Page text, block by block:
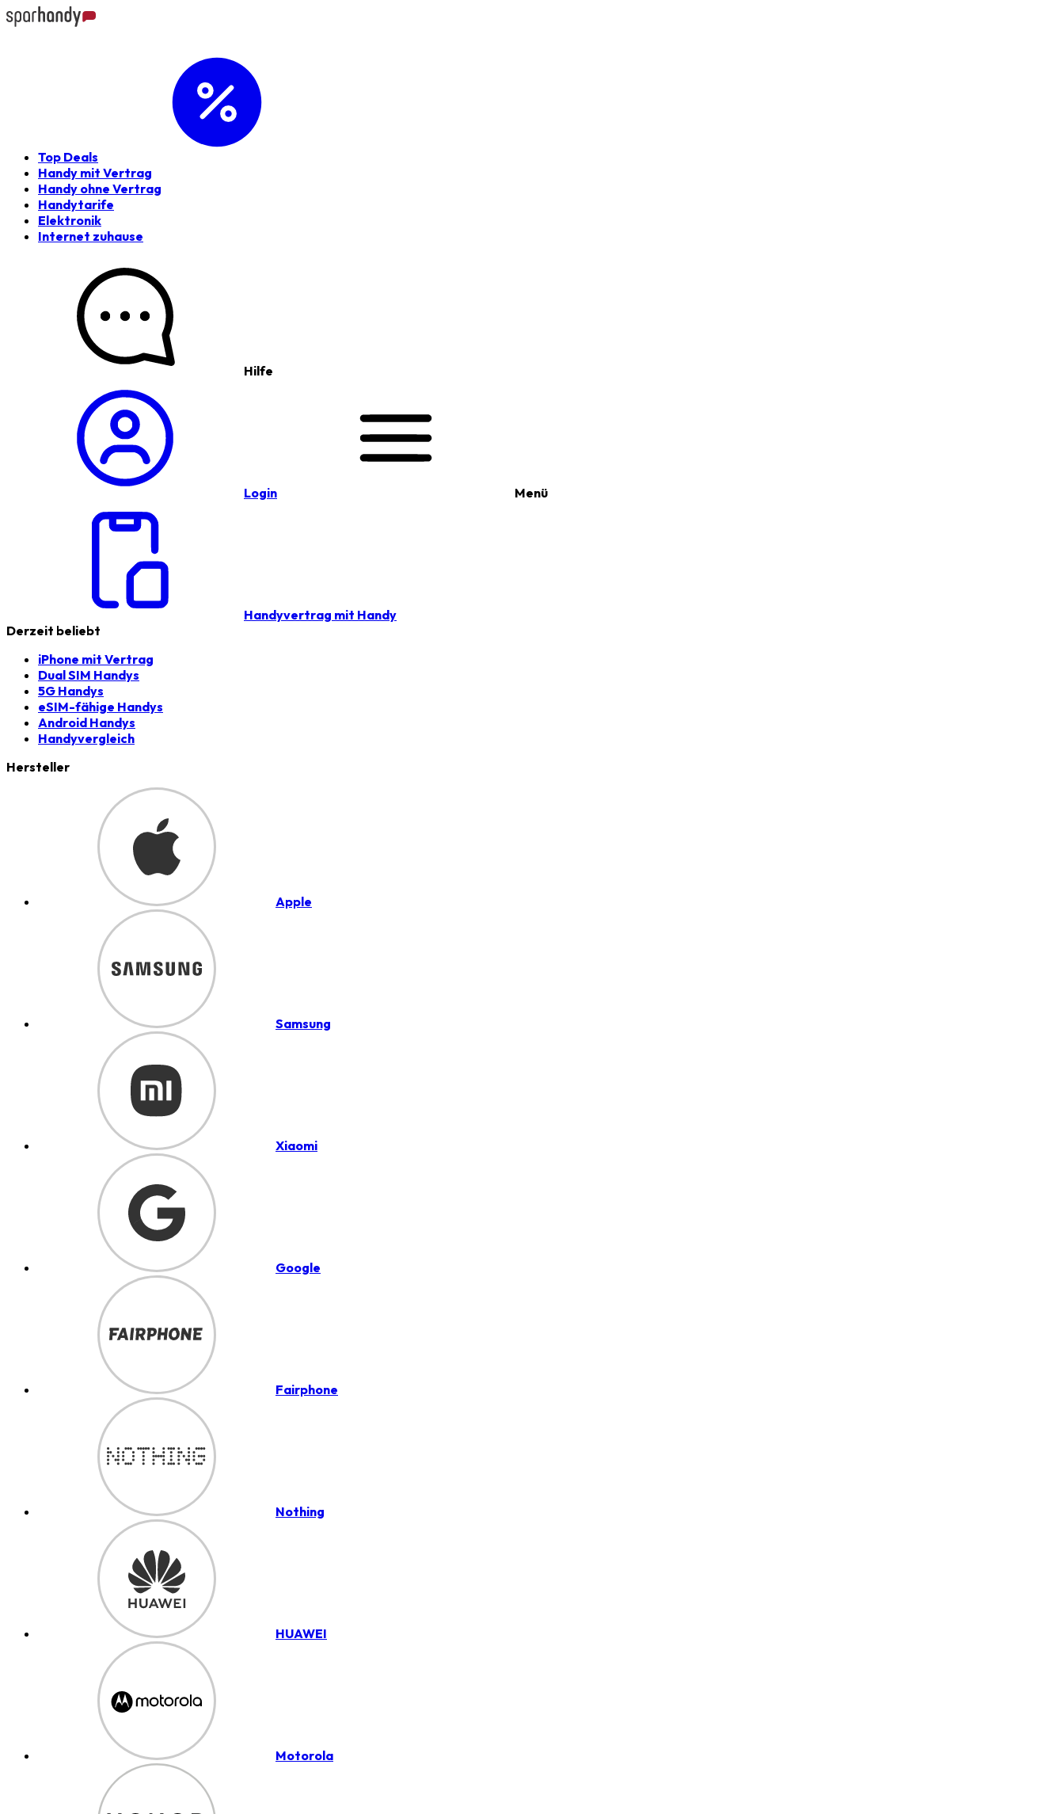
Top Deals
Handy mit Vertrag
Handy ohne Vertrag
Handytarife
Elektronik
Internet zuhause
Hilfe
Login Menü
Handyvertrag mit Handy
Derzeit beliebt
iPhone mit Vertrag
Dual SIM Handys
5G Handys
eSIM-fähige Handys
Android Handys
Handyvergleich
Hersteller
Apple
Samsung
Xiaomi
Google
Fairphone
Nothing
HUAWEI
Motorola